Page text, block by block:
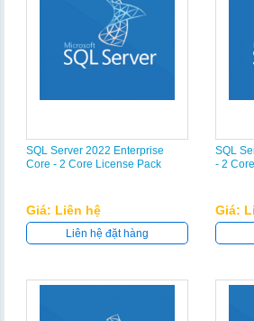
SQL Server 2022 Enterprise
Core - 2 Core License Pack
Giá: Liên hệ
Liên hệ đặt hàng
SQL
- 2
Giá: